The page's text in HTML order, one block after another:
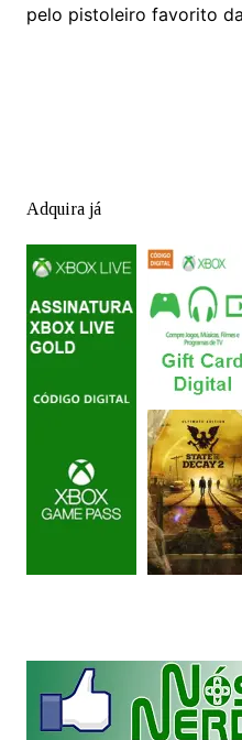
pelo pistoleiro favorito
Adquira já